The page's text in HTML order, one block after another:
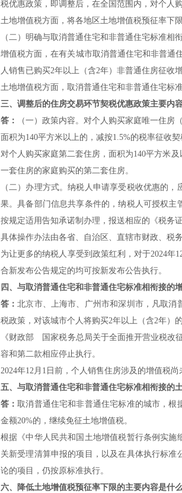
税优惠政策，即调整后，在全国范围内，对个人
土地增值税方面，将各地区土地增值税预征率下
（二）明确与取消普通住宅和非普通住宅标准相
增值税方面，在有关城市取消普通住宅和非普通
人销售已购买2年以上（含2年）非普通住房征收
土地增值税方面，取消普通住宅和非普通住宅标
三、调整后的住房交易环节契税优惠政策主要内
答：
（一）政策内容。对个人购买家庭唯一住房
面积为140平方米以上的，减按1.5%的税率征收契
对个人购买家庭第二套住房，面积为140平方米
一套住房的家庭购买的第二套住房。
（二）办理方式。纳税人申请享受税收优惠的
果。具备部门信息共享条件的，纳税人可授权
按规定适用告知承诺制办理，报送相应的《税务
具体操作办法由各省、自治区、直辖市财政、税
为让更多的纳税人享受到政策红利，对于2024年
合新发布公告规定的均可按新发布公告执行。
四、与取消普通住宅和非普通住宅标准相衔接的
答：北京市、上海市、广州市和深圳市，凡取消
税政策，对该城市个人将购买2年以上（含2年）
《财政部 国家税务总局关于全面推开营业税改
容和第二款相应停止执行。
2024年12月1日前，个人销售住房涉及的增值税
五、与取消普通住宅和非普通住宅标准相衔接的
答：取消普通住宅和非普通住宅标准的城市，根
金额20%的，继续免征土地增值税。
根据《中华人民共和国土地增值税暂行条例实
关新受理清算申报的项目，以及在具体执行标
论的项目，仍按原标准执行。
六、降低土地增值税预征率下限的主要内容是什